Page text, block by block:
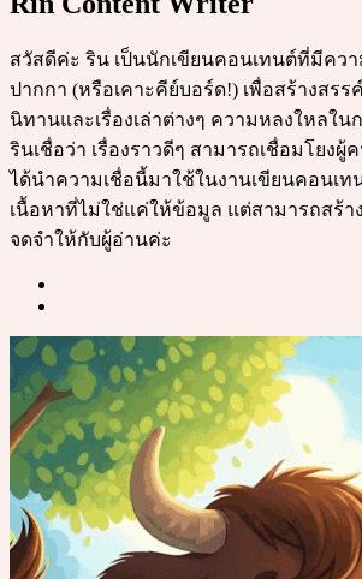
สวัสดีค่ะ ริน เป็นนักเขียนคอนเทนต์ที่มีคว
ปากกา (หรือเคาะคีย์บอร์ด!) เพื่อสร้างสร
นิทานและเรื่องเล่าต่างๆ ความหลงใหลใน
รินเชื่อว่า เรื่องราวดีๆ สามารถเชื่อมโยงผู้
ได้นำความเชื่อนี้มาใช้ในงานเขียนคอนเท
เนื้อหาที่ไม่ใช่แค่ให้ข้อมูล แต่สามารถสร้
จดจำให้กับผู้อ่านค่ะ
Post
navigation